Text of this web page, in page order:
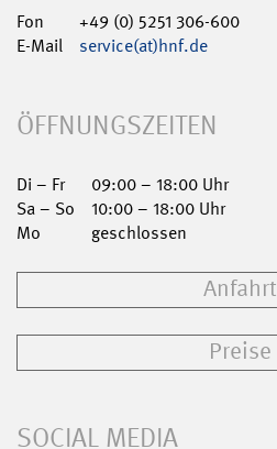
Fon
+49 (0) 5251 306-600
E-Mail
service(at)hnf.de
ÖFFNUNGSZEITEN
Di – Fr
09:00 – 18:00 Uhr
Sa – So
10:00 – 18:00 Uhr
Mo
geschlossen
Anfahrt
Preise
SOCIAL MEDIA